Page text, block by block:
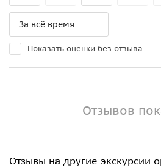
Показать оценки без отзыва
Отзывов
Отзывы на другие экскурсии